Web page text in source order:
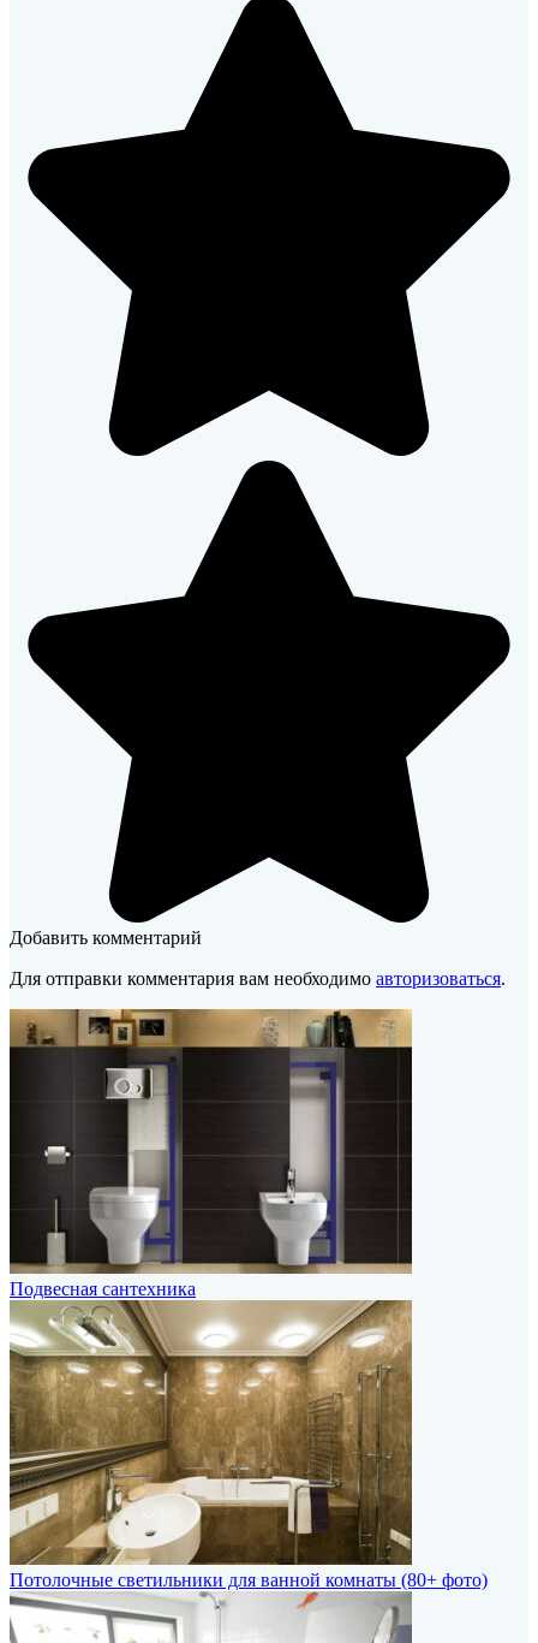
Добавить комментарий
Для отправки комментария вам необходимо авторизоваться.
Подвесная сантехника
Потолочные светильники для ванной комнаты (80+ фото)